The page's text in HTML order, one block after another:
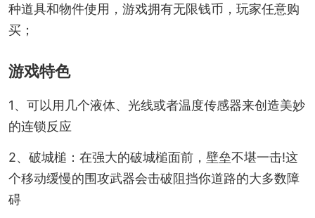
种道具和物件使用，游戏拥有无限钱币，玩家任意购
买；
游戏特色
1、可以用几个液体、光线或者温度传感器来创造美妙
的连锁反应
2、破城槌：在强大的破城槌面前，壁垒不堪一击!这
个移动缓慢的围攻武器会击破阻挡你道路的大多数障
碍